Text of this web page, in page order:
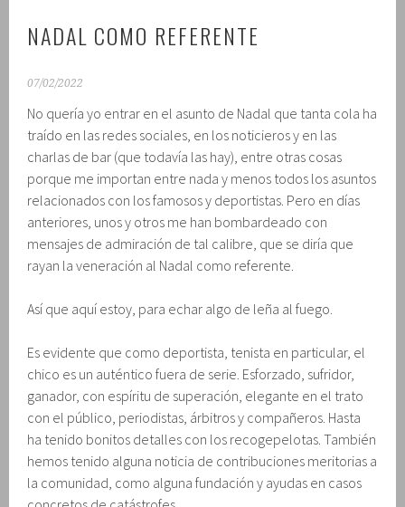
NADAL COMO REFERENTE
07/02/2022
No quería yo entrar en el asunto de Nadal que tanta cola ha
traído en las redes sociales, en los noticieros y en las
charlas de bar (que todavía las hay), entre otras cosas
porque me importan entre nada y menos todos los asuntos
relacionados con los famosos y deportistas. Pero en días
anteriores, unos y otros me han bombardeado con
mensajes de admiración de tal calibre, que se diría que
rayan la veneración al Nadal como referente.
Así que aquí estoy, para echar algo de leña al fuego.
Es evidente que como deportista, tenista en particular, el
chico es un auténtico fuera de serie. Esforzado, sufridor,
ganador, con espíritu de superación, elegante en el trato
con el público, periodistas, árbitros y compañeros. Hasta
ha tenido bonitos detalles con los recogepelotas. También
hemos tenido alguna noticia de contribuciones meritorias a
la comunidad, como alguna fundación y ayudas en casos